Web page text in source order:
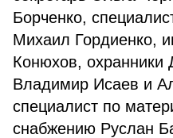
Борченко,
Михаил Гордиенко,
Конюхов, охранники
Владимир Исаев и
специалист по
снабжению Руслан